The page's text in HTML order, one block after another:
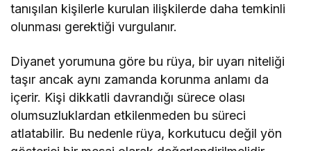
tanışılan kişilerle kurulan ilişkilerde daha temkinli
olunması gerektiği vurgulanır.
Diyanet yorumuna göre bu rüya, bir uyarı niteliği
taşır ancak aynı zamanda korunma anlamı da
içerir. Kişi dikkatli davrandığı sürece olası
olumsuzluklardan etkilenmeden bu süreci
atlatabilir. Bu nedenle rüya, korkutucu değil yön